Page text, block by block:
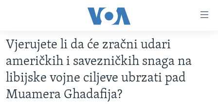
glavni
sadržaj
Pređi
na
glavnu
TV PROGRAM
VIDEO
FOTOGRAFIJE DANA
Vjerujete li da će zračni udari
američkih i savezničkih snaga na
libijske vojne ciljeve ubrzati pad
Muamera Ghadafija?